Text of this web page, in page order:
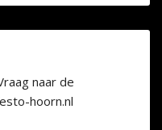
naar de
hoorn.nl